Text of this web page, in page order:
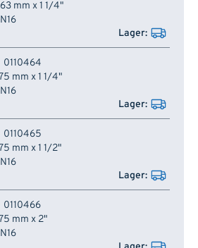
mm x 1 1/4"
0110464
mm x 1 1/4"
0110465
mm x 1 1/2"
0110466
mm x 2"